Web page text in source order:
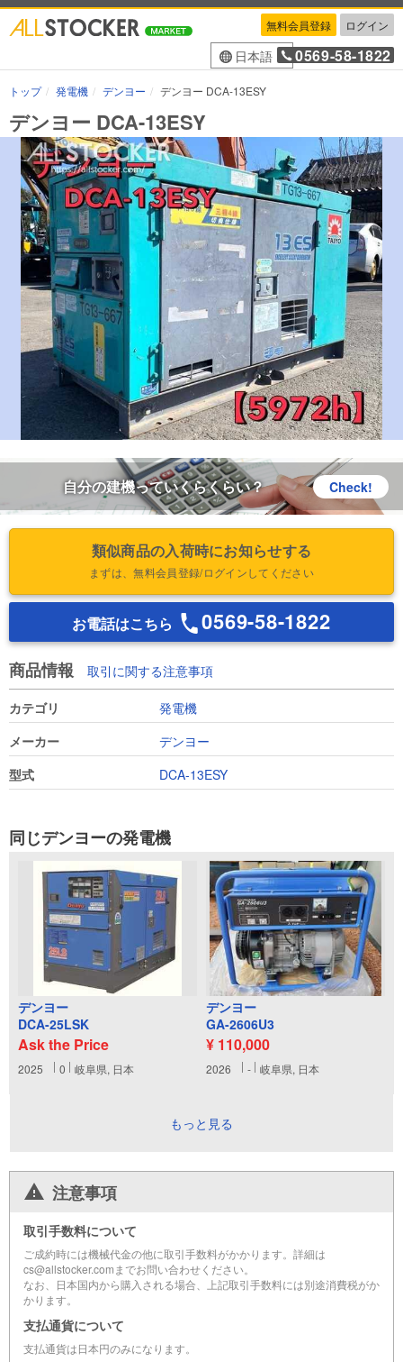
無料会員登録 ログイン
日本語 0569-58-1822
トップ 発電機 デンヨー デンヨー DCA-13ESY
デンヨー DCA-13ESY
自分の建機っていくらくらい？ Check!
類似商品の入荷時にお知らせする
まずは、無料会員登録/ログインしてください
お電話はこちら 0569-58-1822
商品情報 取引に関する注意事項
カテゴリ
発電機
メーカー
デンヨー
型式
DCA-13ESY
同じデンヨーの発電機
デンヨー
DCA-25LSK
Ask the Price
2025 0 岐阜県, 日本
デンヨー
GA-2606U3
¥ 110,000
2026 - 岐阜県, 日本
もっと見る
注意事項
取引手数料について
ご成約時には機械代金の他に取引手数料がかかります。詳細は
cs@allstocker.comまでお問い合わせください。
なお、日本国内から購入される場合、上記取引手数料には別途消費税がか
かります。
支払通貨について
支払通貨は日本円のみになります。